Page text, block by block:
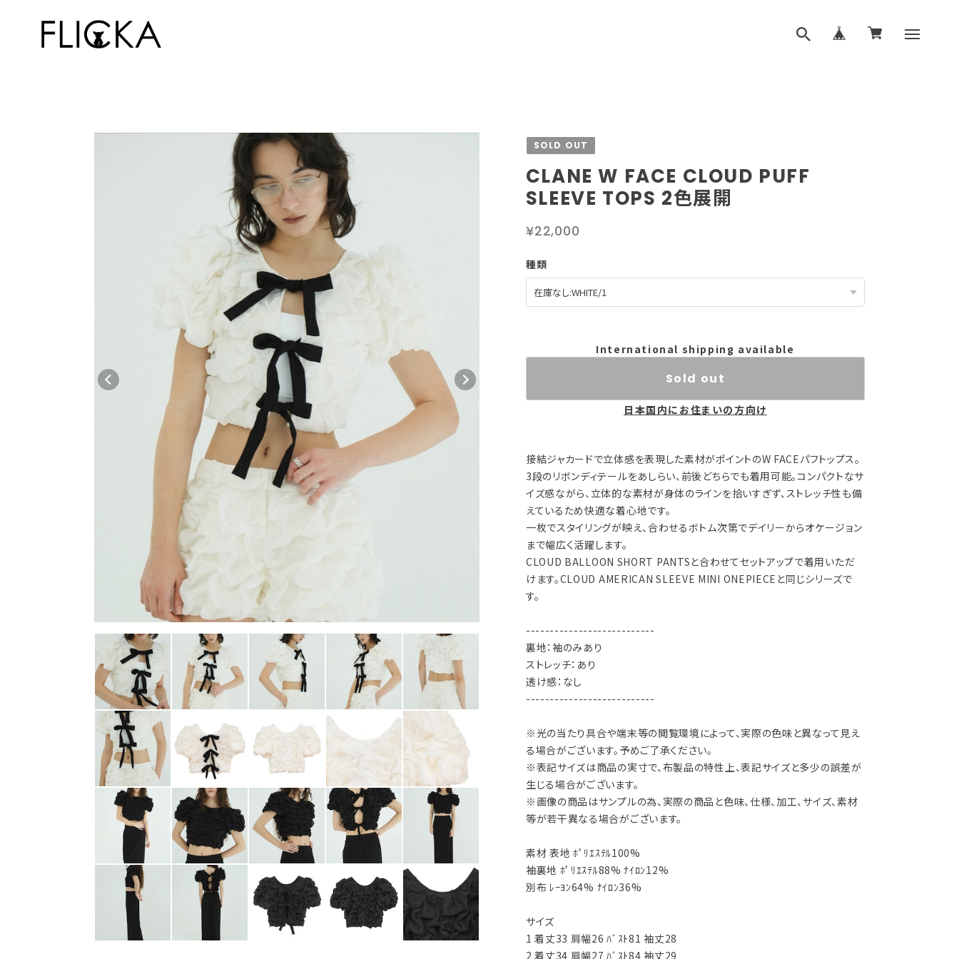
SOLD OUT
CLANE W FACE CLOUD PUFF
SLEEVE TOPS 2色展開
¥22,000
種類
International shipping available
Sold out
日本国内にお住まいの方向け
接結ジャカードで立体感を表現した素材がポイントのW FACEパフトップス。
3段のリボンディテールをあしらい、前後どちらでも着用可能。コンパクトなサ
イズ感ながら、立体的な素材が身体のラインを拾いすぎず、ストレッチ性も備
えているため快適な着心地です。
一枚でスタイリングが映え、合わせるボトム次第でデイリーからオケージョン
まで幅広く活躍します。
CLOUD BALLOON SHORT PANTSと合わせてセットアップで着用いただ
けます。CLOUD AMERICAN SLEEVE MINI ONEPIECEと同じシリーズで
す。
---------------------------
裏地：袖のみあり
ストレッチ：あり
透け感：なし
---------------------------
※光の当たり具合や端末等の閲覧環境によって、実際の色味と異なって見え
る場合がございます。予めご了承ください。
※表記サイズは商品の実寸で、布製品の特性上、表記サイズと多少の誤差が
生じる場合がございます。
※画像の商品はサンプルの為、実際の商品と色味、仕様、加工、サイズ、素材
等が若干異なる場合がございます。
素材 表地 ﾎﾟﾘｴｽﾃﾙ100%
袖裏地 ﾎﾟﾘｴｽﾃﾙ88% ﾅｲﾛﾝ12%
別布 ﾚｰﾖﾝ64% ﾅｲﾛﾝ36%
サイズ
1 着丈33 肩幅26 ﾊﾞｽﾄ81 袖丈28
2 着丈34 肩幅27 ﾊﾞｽﾄ84 袖丈29